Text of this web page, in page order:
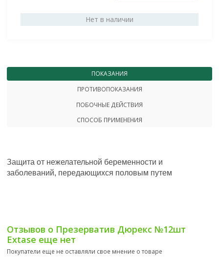
Нет в наличии
ПОКАЗАНИЯ
ПРОТИВОПОКАЗАНИЯ
ПОБОЧНЫЕ ДЕЙСТВИЯ
СПОСОБ ПРИМЕНЕНИЯ
Защита от нежелательной беременности и
заболеваний, передающихся половым путем
Отзывов о Презерватив Дюрекс №12шт
Extase еще нет
Покупатели еще не оставляли свое мнение о товаре